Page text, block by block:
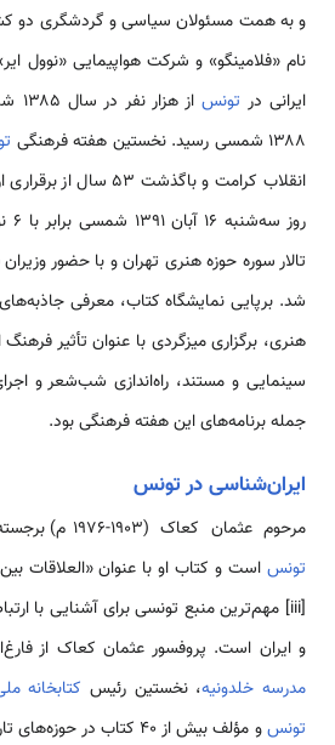
و به همت مسئولان سیاسی و گردشگری دو
نام «فلامینگو» و شرکت هواپیمایی «نوول
ایرانی در تونس
۱۳۸۸ شمسی رسید. نخستین هفته فرهنگی
انقلاب کرامت و باگذشت
تالار سوره حوزه هنری تهران و با حضور
شد. برپایی نمایشگاه کتاب، معرفی جاذبه‌های
هنری، برگزاری میزگردی با عنوان تأثیر فرهنگ
سینمایی و مستند، راه‌اندازی شب‌شعر و
جمله برنامه‌های این هفته فرهنگی بود.
ایران‌شناسی در تونس
مرحوم عثمان کعاک (۱۹۰۳-۱۹۷۶م) برجسته‌ترین ایران‌شناس معاصر
تونساست و کتاب او با عنوان «العلاقات بین
[iii] مهم‌ترین منبع تونسی برای آشنایی با ارتباطات تاریخی فرهنگی
و ایران است. پروفسور عثمان کعاک از
مدرسه خلدونیه، نخستین رئیس کتابخانه
تونس
و مؤلف بیش از ۴۰ کتاب در